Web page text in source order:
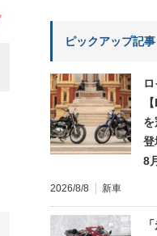
ピックアップ記事
登
8
2026/8/8 新車